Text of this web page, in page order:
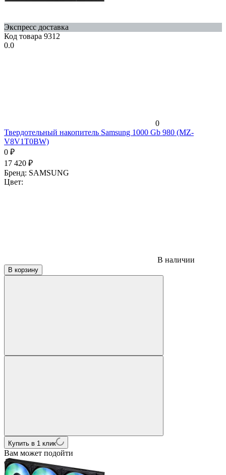
Экспресс доставка
Код товара 9312
0.0
0
Твердотельный накопитель Samsung 1000 Gb 980 (MZ-
V8V1T0BW)
0 ₽
17 420 ₽
Бренд: SAMSUNG
Цвет:
В наличии
В корзину
Купить в 1 клик
Вам может подойти